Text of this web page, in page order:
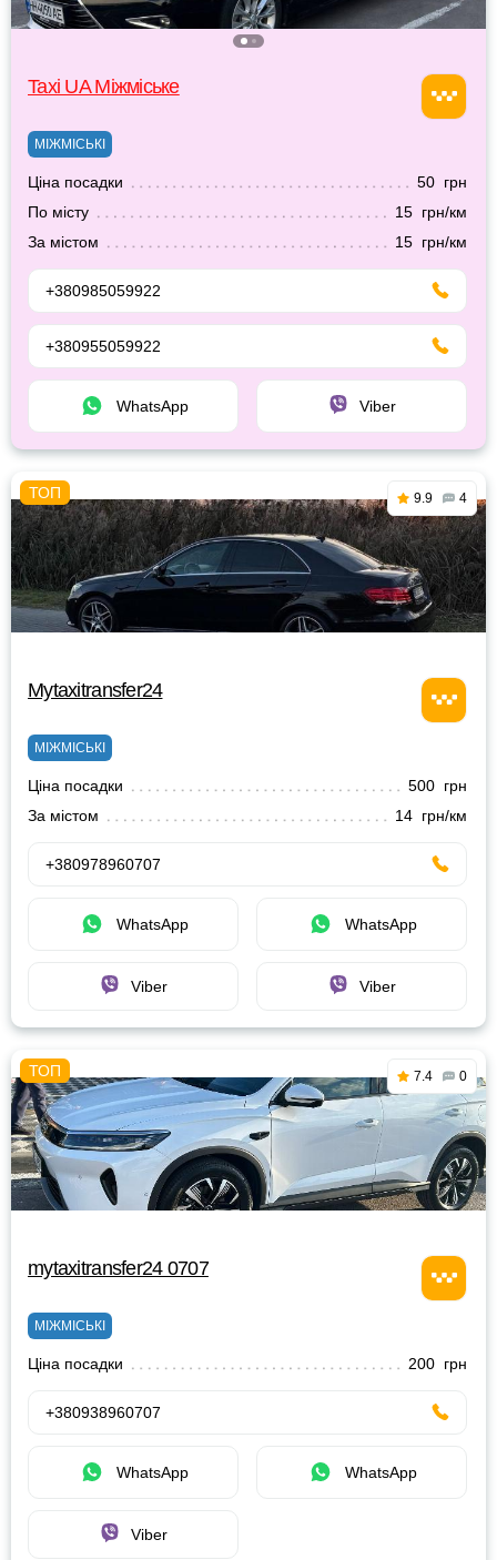
Taxi UA Міжміське
МІЖМІСЬКІ
Ціна посадки
50 грн
По місту
15 грн/км
За містом
15 грн/км
+380985059922
+380955059922
WhatsApp Viber
9.9 4
Mytaxitransfer24
МІЖМІСЬКІ
Ціна посадки
500 грн
За містом
14 грн/км
+380978960707
WhatsApp WhatsApp
Viber Viber
7.4 0
mytaxitransfer24 0707
МІЖМІСЬКІ
Ціна посадки 200 грн
+380938960707
WhatsApp WhatsApp
Viber